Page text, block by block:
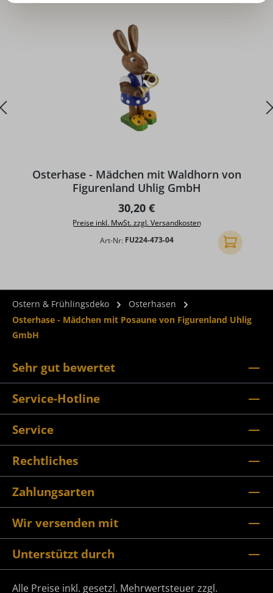
Osterhase - Mädchen mit Waldhorn von
Figurenland Uhlig GmbH
Regulärer Preis:
30,20 €
Preise inkl. MwSt. zzgl. Versandkosten
Art-Nr: FU224-473-04 In den
Ostern & Frühlingsdeko
Osterhasen
Osterhase - Mädchen mit Posaune von Figurenland Uhlig
GmbH
Sehr gut bewertet
Service-Hotline
Service
Rechtliches
Zahlungsarten
Wir versenden mit
Unterstützt durch
Alle Preise inkl. gesetzl. Mehrwertsteuer zzgl.